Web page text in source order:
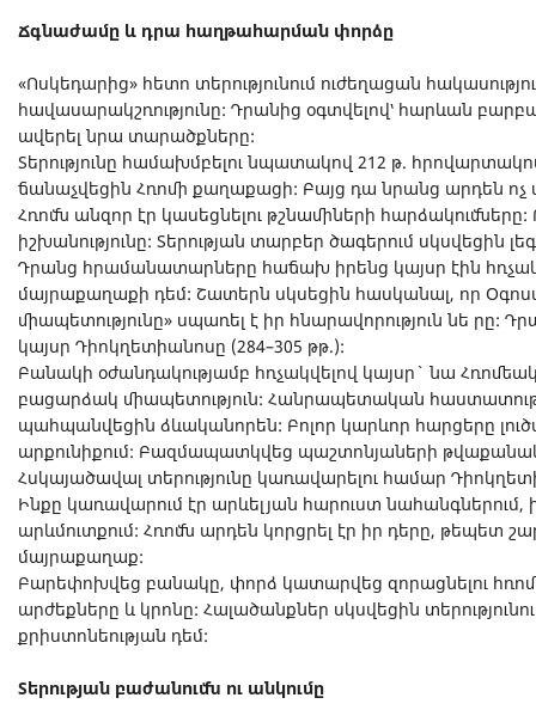
Ճգնաժամը և դրա հաղթահարման փորձը
«Ոսկեդարից» հետո տերությունում ուժեղացան
հավասարակշռությունը: Դրանից օգտվելով՝ հարևան
ավերել նրա տարածքները:
Տերությունը համախմբելու նպատակով 212 թ.
ճանաչվեցին Հռոմի քաղաքացի: Բայց դա նրանց արդեն ոչ
Հռոմն անզոր էր կասեցնելու թշնամիների
իշխանությունը: Տերության տարբեր ծագերում սկսվեցին
Դրանց հրամանատարները հաճախ իրենց կայսր էին
մայրաքաղաքի դեմ: Շատերն սկսեցին հասկանալ, որ
միապետությունը» սպառել է իր հնարավորություն նե րը:
կայսր Դիոկղետիանոսը (284–305 թթ.):
Բանակի օժանդակությամբ հռչակվելով կայսր` նա
բացարձակ միապետություն: Հանրապետական
պահպանվեցին ձևականորեն: Բոլոր կարևոր հարցերը
արքունիքում: Բազմապատկվեց պաշտոնյաների
Հսկայածավալ տերությունը կառավարելու համար
Ինքը կառավարում էր արևելյան հարուստ նահանգներում,
արևմուտքում: Հռոմն արդեն կորցրել էր իր դերը, թեպետ
մայրաքաղաք:
Բարեփոխվեց բանակը, փորձ կատարվեց զորացնելու
արժեքները և կրոնը: Հալածանքներ սկսվեցին
քրիստոնեության դեմ:
Տերության բաժանումն ու անկումը